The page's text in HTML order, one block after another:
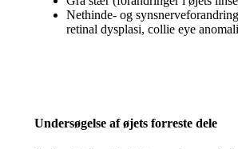
Nethinde- og
retinal dysplasi, collie eye
Undersøgelse af øjets forreste dele